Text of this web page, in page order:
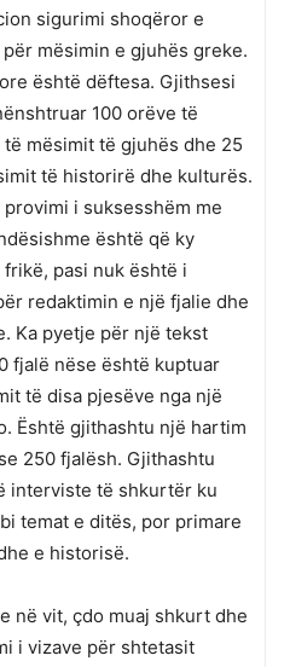
sigurimi shoqëror e
mësimin e gjuhës greke.
është dëftesa. Gjithsesi
100 orëve të
mësimit të gjuhës dhe 25
të historirë dhe kulturës.
i suksesshëm me
është që ky
pasi nuk është i
redaktimin e një fjalie dhe
Ka pyetje për një tekst
fjalë nëse është kuptuar
të disa pjesëve nga një
Është gjithashtu një hartim
250 fjalësh. Gjithashtu
interviste të shkurtër ku
temat e ditës, por primare
e historisë.
në vit, çdo muaj shkurt dhe
i vizave për shtetasit